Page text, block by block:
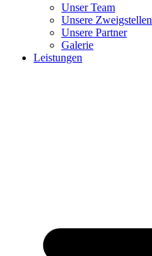
Unser Team
Unsere Zweigstellen
Unsere Partner
Galerie
Leistungen